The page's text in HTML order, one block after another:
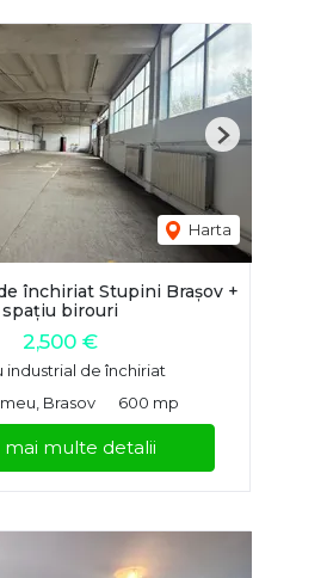
Harta
Next
închiriat Stupini Brașov +
spațiu birouri
2,500 €
industrial de închiriat
Brasov
600 mp
mai multe detalii